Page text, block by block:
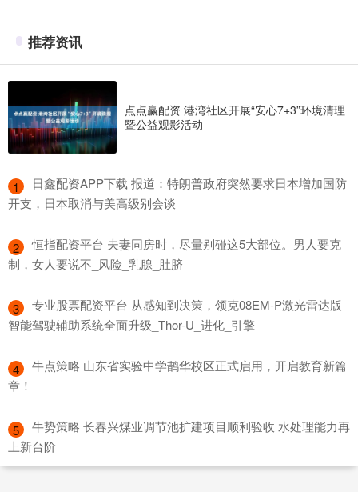
推荐资讯
点点赢配资 港湾社区开展“安心7+3”环境清理
暨公益观影活动
1
​日鑫配资APP下载 报道：特朗普政府突然要求日本增加国防
开支，日本取消与美高级别会谈
2
​恒指配资平台 夫妻同房时，尽量别碰这5大部位。男人要克
制，女人要说不_风险_乳腺_肚脐
3
​专业股票配资平台 从感知到决策，领克08EM-P激光雷达版
智能驾驶辅助系统全面升级_Thor-U_进化_引擎
4
​牛点策略 山东省实验中学鹊华校区正式启用，开启教育新篇
章！
5
​牛势策略 长春兴煤业调节池扩建项目顺利验收 水处理能力再
上新台阶